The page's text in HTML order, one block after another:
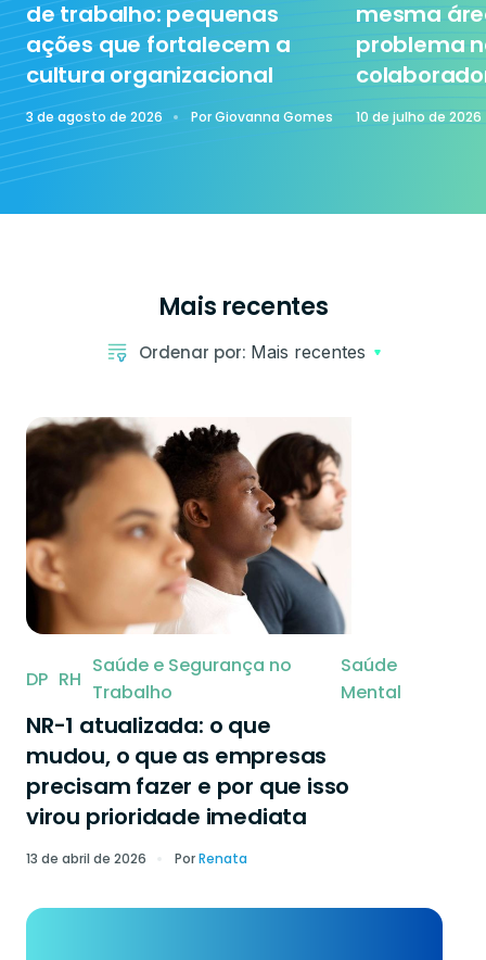
de trabalho: pequenas
ações que fortalecem a
cultura organizacional
3 de agosto de 2026 PorGiovanna Gomes
mesma
problema
10 de julho de 2026
Mais recentes
Ordenar por: Mais recentes
DP RH
Saúde e Segurança no
Trabalho
Saúde
Mental
NR-1 atualizada: o que
mudou, o que as empresas
precisam fazer e por que isso
virou prioridade imediata
13 de abril de 2026 PorRenata